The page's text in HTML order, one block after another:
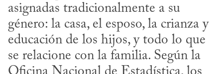
asignadas tradicionalmente a su
género: la casa, el esposo, la crianza y
educación de los hijos, y todo lo que
se relacione con la familia. Según la